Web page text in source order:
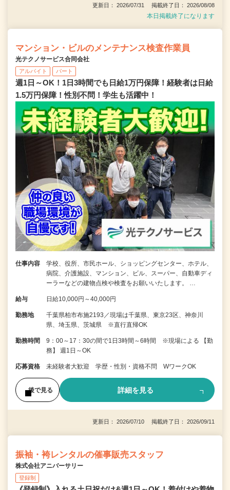
更新日： 2026/07/31 掲載終了日： 2026/08/08
本日掲載終了になります
マンション・ビルのメンテナンス検査作業員
光テクノサービス合同会社
アルバイト パート
週1日～OK！1日3時間でも日給1万円保障！経験者は日給
1.5万円保障！性別不問！学生も活躍中！
仕事内容
学校、役所、市民ホール、ショッピングセンター、ホテル、
病院、介護施設、マンション、ビル、スーパー、自動車ディ
ーラーなどの建物点検や検査をお願いいたします。 …
給与 日給10,000円～40,000円
勤務地
千葉県柏市布施2193／現場は千葉県、東京23区、神奈川
県、埼玉県、茨城県 ※直行直帰OK
勤務時間
9：00～17：30の間で1日3時間～6時間 ※現場による 【勤
務】 週1日～OK
応募資格 未経験者大歓迎 学歴・性別・資格不問 WワークOK
後で見る 詳細を見る
更新日： 2026/07/10 掲載終了日： 2026/09/11
振袖・袴レンタルの催事販売スタッフ
株式会社アニバーサリー
登録制